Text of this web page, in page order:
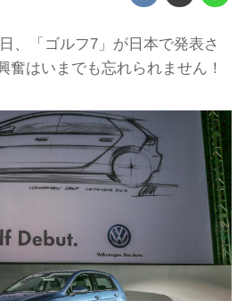
、「ゴルフ7」が日本で発表さ
奮はいまでも忘れられません！